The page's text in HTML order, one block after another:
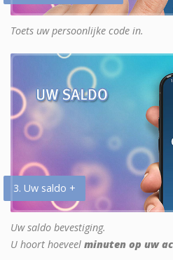
Toets uw persoonlijke code in.
3. Uw saldo +
Uw saldo bevestiging.
U hoort hoeveel minuten op uw